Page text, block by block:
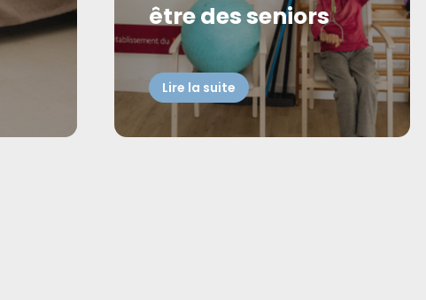
être des seniors
Lire la suite